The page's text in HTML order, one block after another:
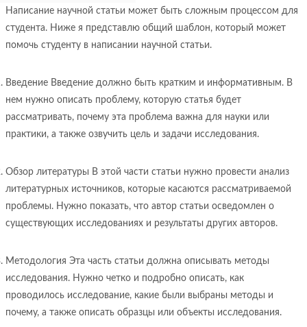
Написание научной статьи может быть сложным процессом для
студента. Ниже я представлю общий шаблон, который может
помочь студенту в написании научной статьи.
Введение Введение должно быть кратким и информативным. В
нем нужно описать проблему, которую статья будет
рассматривать, почему эта проблема важна для науки или
практики, а также озвучить цель и задачи исследования.
Обзор литературы В этой части статьи нужно провести анализ
литературных источников, которые касаются рассматриваемой
проблемы. Нужно показать, что автор статьи осведомлен о
существующих исследованиях и результаты других авторов.
Методология Эта часть статьи должна описывать методы
исследования. Нужно четко и подробно описать, как
проводилось исследование, какие были выбраны методы и
почему, а также описать образцы или объекты исследования.